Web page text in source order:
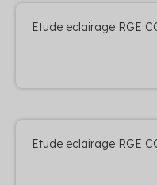
Etude eclairage RGE
Etude eclairage RGE